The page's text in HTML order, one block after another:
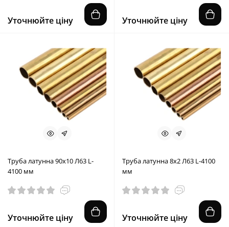
Уточнюйте ціну Уточнюйте ціну
Труба латунна 90x10 Л63 L-
4100 мм
Уточнюйте ціну
Труба латунна 8x2 Л63 L-4100
мм
Уточнюйте ціну